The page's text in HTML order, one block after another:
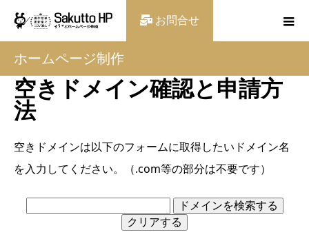
お問合せ
ホームページ制作
空きドメイン確認と申請方
法
空きドメインは以下のフォームに取得したいドメイン名
を入力してください。（.com等の部分は不要です）